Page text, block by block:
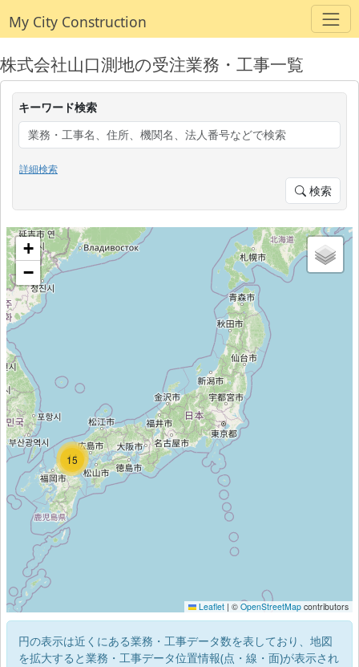
My City Construction
株式会社山口測地の受注業務・工事一覧
キーワード検索
詳細検索
検索
11
15
+
−
Leaflet | © OpenStreetMap contributors
円の表示は近くにある業務・工事データ数を表しており、地図
を拡大すると業務・工事データ位置情報(点・線・面)が表示され